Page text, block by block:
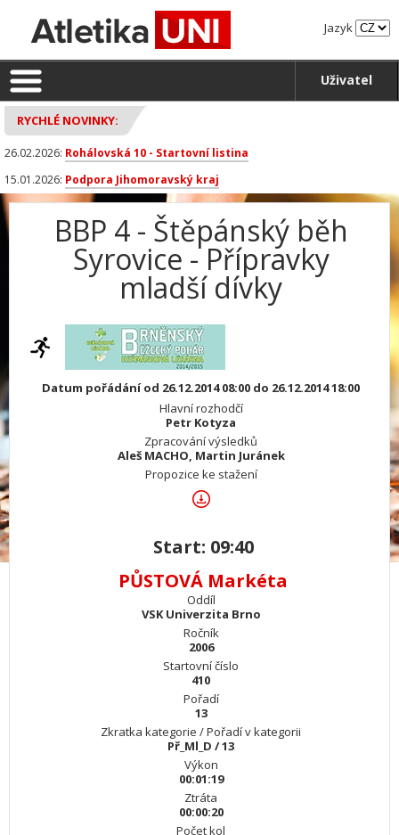
Jazyk
Uživatel
RYCHLÉ NOVINKY:
26.02.2026: Rohálovská 10 - Startovní listina
15.01.2026: Podpora Jihomoravský kraj
BBP 4 - Štěpánský běh
Syrovice - Přípravky
mladší dívky
Datum pořádání od 26.12.2014 08:00 do 26.12.2014 18:00
Hlavní rozhodčí
Petr Kotyza
Zpracování výsledků
Aleš MACHO, Martin Juránek
Propozice ke stažení
Start: 09:40
PŮSTOVÁ Markéta
Oddíl
VSK Univerzita Brno
Ročník
2006
Startovní číslo
410
Pořadí
13
Zkratka kategorie / Pořadí v kategorii
Př_Ml_D / 13
Výkon
00:01:19
Ztráta
00:00:20
Počet kol